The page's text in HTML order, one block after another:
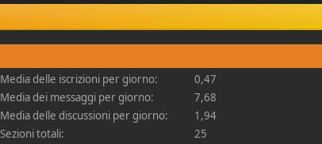
Media delle iscrizioni per giorno:
0,47
Media dei messaggi per giorno:
7,68
Media delle discussioni per giorno:
1,94
Sezioni totali:
25